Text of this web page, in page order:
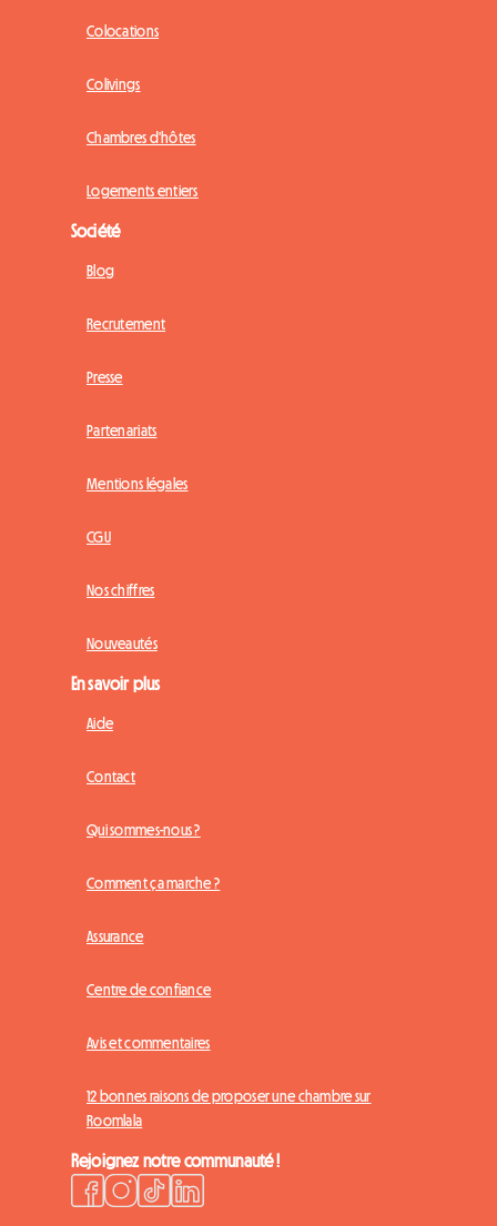
Colocations
Colivings
Chambres d'hôtes
Logements entiers
Société
Blog
Recrutement
Presse
Partenariats
Mentions légales
CGU
Nos chiffres
Nouveautés
En savoir plus
Aide
Contact
Qui sommes-nous ?
Comment ça marche ?
Assurance
Centre de confiance
Avis et commentaires
12 bonnes raisons de proposer une chambre sur
Roomlala
Rejoignez notre communauté !